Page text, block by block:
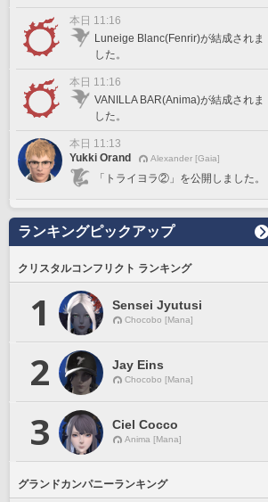
本日 11:16
Luneige Blanc(Fenrir)が結成されま
した。
本日 11:16
VANILLA BAR(Anima)が結成されま
した。
本日 11:13
Yukki Orand
Alexander [Gaia]
「トライヨラ②」を公開しました。
ランキングピックアップ
クリスタルコンフリクト ランキング
1 Sensei Jyutusi
Chocobo [Mana]
2 Jay Eins
Chocobo [Mana]
3 Ciel Cocco
Anima [Mana]
グランドカンパニーランキング